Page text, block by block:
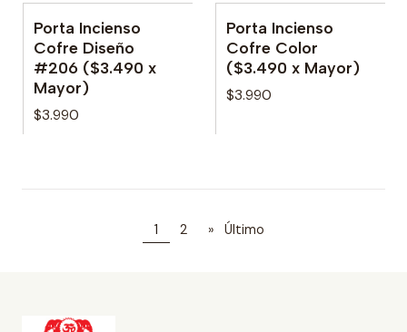
No disponible
Porta Incienso
Cofre Diseño
#206 ($3.490 x
Mayor)
$3.990
Porta Incienso
Cofre Color
($3.490 x Mayor)
$3.990
1 2 » Último